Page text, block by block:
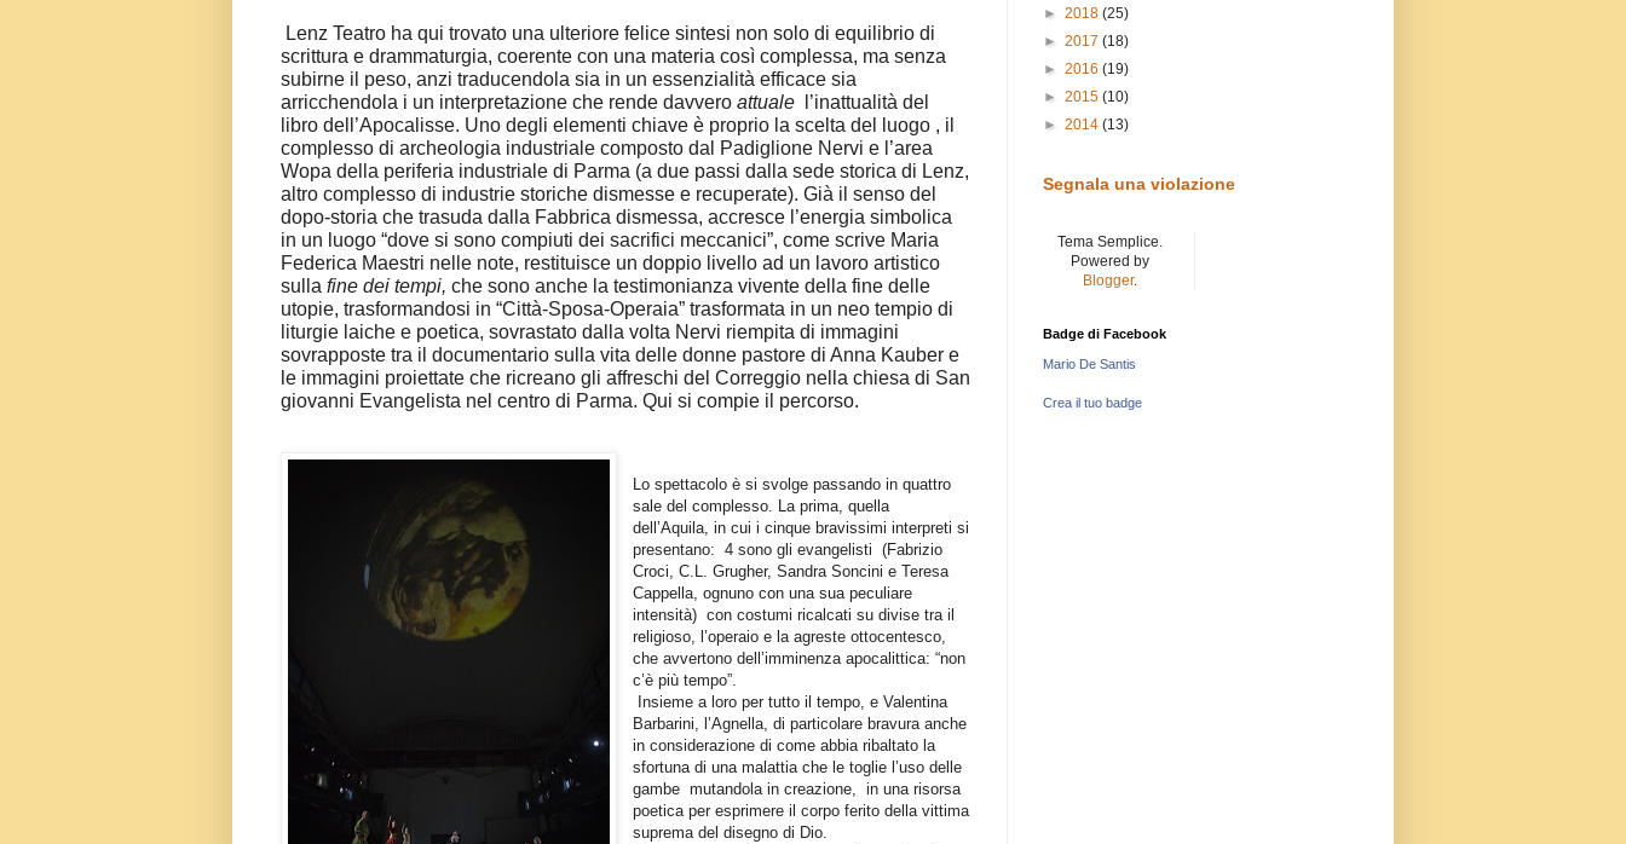
Lenz Teatro ha qui trovato una ulteriore felice sintesi non solo di equilibrio di
scrittura e drammaturgia, coerente con una materia così complessa, ma senza
subirne il peso, anzi traducendola sia in un essenzialità efficace sia
arricchendola i un interpretazione che rende davvero attuale
l’inattualità del
libro dell’Apocalisse. Uno degli elementi chiave è proprio la scelta del luogo , il
complesso di archeologia industriale composto dal Padiglione Nervi e l’area
Wopa della periferia industriale di Parma (a due passi dalla sede storica di Lenz,
altro complesso di industrie storiche dismesse e recuperate). Già il senso del
dopo-storia che trasuda dalla Fabbrica dismessa, accresce l’energia simbolica
in un luogo “dove si sono compiuti dei sacrifici meccanici”, come scrive Maria
Federica Maestri nelle note, restituisce un doppio livello ad un lavoro artistico
sulla fine dei tempi, che sono anche la testimonianza vivente della fine delle
utopie, trasformandosi in “Città-Sposa-Operaia” trasformata in un neo tempio di
liturgie laiche e poetica, sovrastato dalla volta Nervi riempita di immagini
sovrapposte tra il documentario sulla vita delle donne pastore di Anna Kauber e
le immagini proiettate che ricreano gli affreschi del Correggio nella chiesa di San
giovanni Evangelista nel centro di Parma. Qui si compie il percorso.
Lo spettacolo è si svolge passando in quattro
sale del complesso. La prima, quella
dell’Aquila, in cui i cinque bravissimi interpreti si
presentano:
4 sono gli evangelisti
(Fabrizio
Croci, C.L. Grugher, Sandra Soncini e Teresa
Cappella, ognuno con una sua peculiare
intensità) con costumi ricalcati su divise tra il
religioso, l’operaio e la agreste ottocentesco,
che avvertono dell’imminenza apocalittica: “non
c’è più tempo”.
Insieme a loro per tutto il tempo, e Valentina
Barbarini, l’Agnella, di particolare bravura anche
in considerazione di come abbia ribaltato la
sfortuna di una malattia che le toglie l’uso delle
gambe mutandola in creazione,
in una risorsa
poetica per esprimere il corpo ferito della vittima
suprema del disegno di Dio.
► 2018 (25)
► 2017 (18)
► 2016 (19)
► 2015 (10)
► 2014 (13)
Segnala una violazione
Tema Semplice.
Powered by
Blogger.
Badge di Facebook
Mario De Santis
Crea il tuo badge